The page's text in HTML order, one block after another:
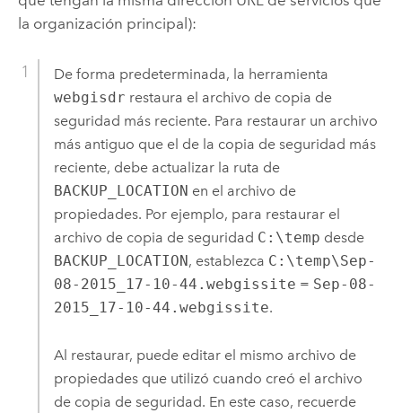
la organización principal):
De forma predeterminada, la herramienta
webgisdr restaura el archivo de copia de
seguridad más reciente. Para restaurar un archivo
más antiguo que el de la copia de seguridad más
reciente, debe actualizar la ruta de
BACKUP_LOCATION en el archivo de
propiedades. Por ejemplo, para restaurar el
archivo de copia de seguridad C:\temp desde
BACKUP_LOCATION , establezca C:\temp\Sep-
08-2015_17-10-44.webgissite = Sep-08-
2015_17-10-44.webgissite.
Al restaurar, puede editar el mismo archivo de
propiedades que utilizó cuando creó el archivo
de copia de seguridad. En este caso, recuerde